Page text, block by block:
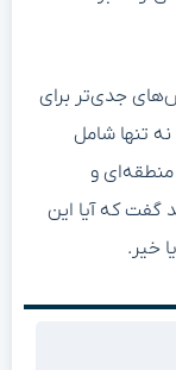
جدی‌تر برای
تنها شامل
منطقه‌ای و
گفت که آیا این
خیر.